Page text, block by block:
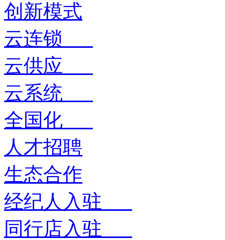
创新模式
云连锁
云供应
云系统
全国化
人才招聘
生态合作
经纪人入驻
同行店入驻